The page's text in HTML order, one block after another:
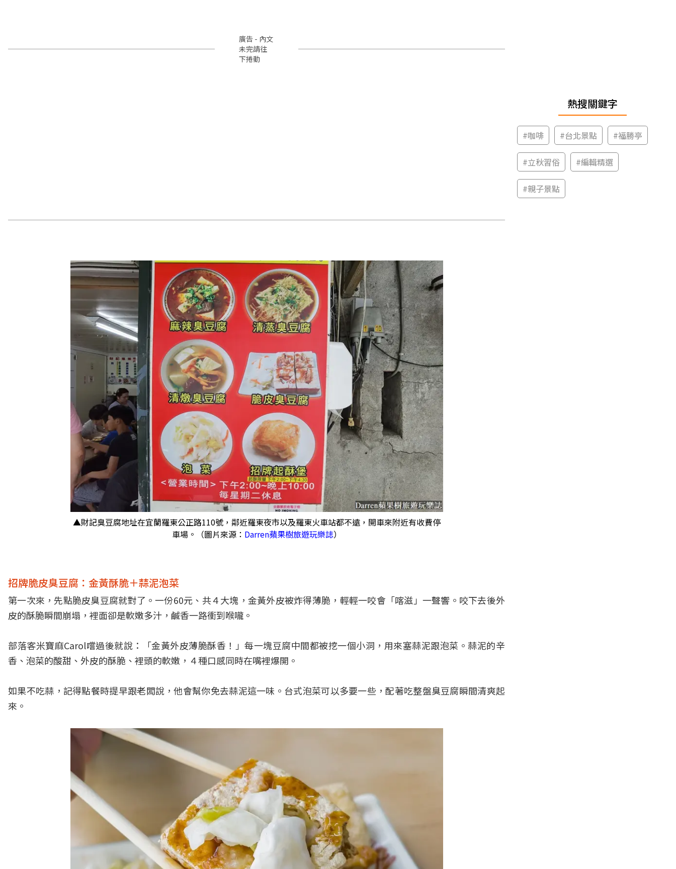
廣告 - 內文
未完請往
下捲動
▲財記臭豆腐地址在宜蘭羅東公正路110號，鄰近羅東夜市以及羅東火車站都不遠，開車來附近有收費停
車場。（圖片來源： Darren蘋果樹旅遊玩樂誌）
招牌脆皮臭豆腐：金黃酥脆＋蒜泥泡菜
第一次來，先點脆皮臭豆腐就對了。一份60元、共４大塊，金黃外皮被炸得薄脆，輕輕一咬會「喀滋」一聲響。咬下去後外
皮的酥脆瞬間崩塌，裡面卻是軟嫩多汁，鹹香一路衝到喉嚨。
部落客米寶麻Carol嚐過後就說：「金黃外皮薄脆酥香！」每一塊豆腐中間都被挖一個小洞，用來塞蒜泥跟泡菜。蒜泥的辛
香、泡菜的酸甜、外皮的酥脆、裡頭的軟嫩，４種口感同時在嘴裡爆開。
如果不吃蒜，記得點餐時提早跟老闆說，他會幫你免去蒜泥這一味。台式泡菜可以多要一些，配著吃整盤臭豆腐瞬間清爽起
來。
熱搜關鍵字
#咖啡 #台北景點 #福勝亭
#立秋習俗 #編輯精選
#親子景點